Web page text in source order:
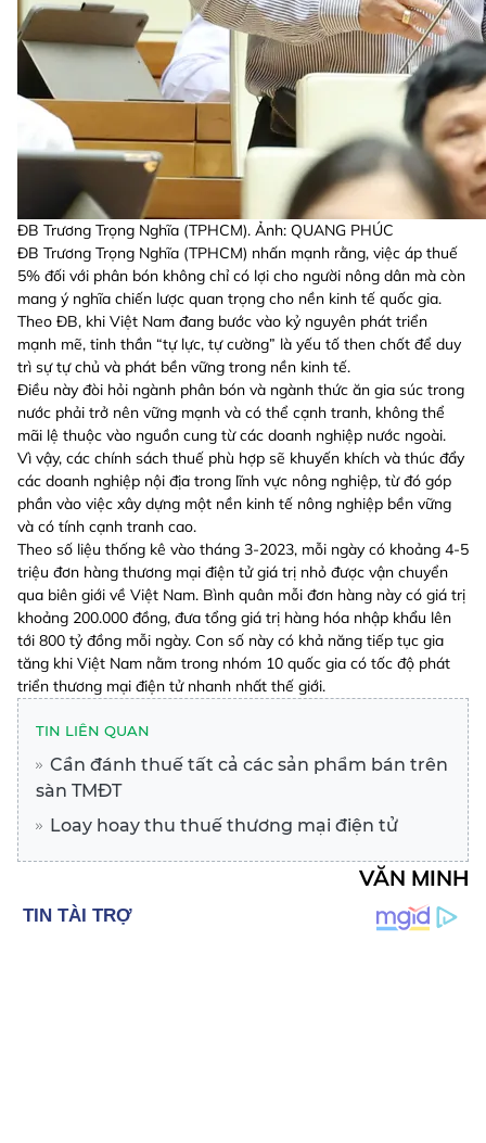
ĐB Trương Trọng Nghĩa (TPHCM). Ảnh: QUANG PHÚC
ĐB Trương Trọng Nghĩa (TPHCM) nhấn mạnh rằng, việc áp thuế
5% đối với phân bón không chỉ có lợi cho người nông dân mà còn
mang ý nghĩa chiến lược quan trọng cho nền kinh tế quốc gia.
Theo ĐB, khi Việt Nam đang bước vào kỷ nguyên phát triển
mạnh mẽ, tinh thần “tự lực, tự cường” là yếu tố then chốt để duy
trì sự tự chủ và phát bền vững trong nền kinh tế.
Điều này đòi hỏi ngành phân bón và ngành thức ăn gia súc trong
nước phải trở nên vững mạnh và có thể cạnh tranh, không thể
mãi lệ thuộc vào nguồn cung từ các doanh nghiệp nước ngoài.
Vì vậy, các chính sách thuế phù hợp sẽ khuyến khích và thúc đẩy
các doanh nghiệp nội địa trong lĩnh vực nông nghiệp, từ đó góp
phần vào việc xây dựng một nền kinh tế nông nghiệp bền vững
và có tính cạnh tranh cao.
Theo số liệu thống kê vào tháng 3-2023, mỗi ngày có khoảng 4-5
triệu đơn hàng thương mại điện tử giá trị nhỏ được vận chuyển
qua biên giới về Việt Nam. Bình quân mỗi đơn hàng này có giá trị
khoảng 200.000 đồng, đưa tổng giá trị hàng hóa nhập khẩu lên
tới 800 tỷ đồng mỗi ngày. Con số này có khả năng tiếp tục gia
tăng khi Việt Nam nằm trong nhóm 10 quốc gia có tốc độ phát
triển thương mại điện tử nhanh nhất thế giới.
TIN LIÊN QUAN
Cần đánh thuế tất cả các sản phẩm bán trên
sàn TMĐT
Loay hoay thu thuế thương mại điện tử
VĂN MINH